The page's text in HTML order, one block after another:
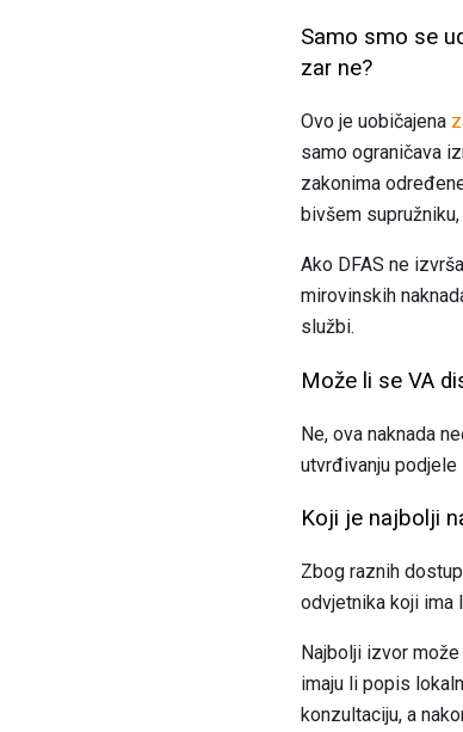
Samo smo se
zar ne?
Ovo je uobičajena
samo ograničava
zakonima
bivšem
Ako DFAS ne
mirovinskih
službi.
Može li se VA
Ne, ova naknada
utvrđivanju podjele
Koji je najbolji
Zbog raznih
odvjetnika koji ima
Najbolji izvor
imaju li popis
konzultaciju, a